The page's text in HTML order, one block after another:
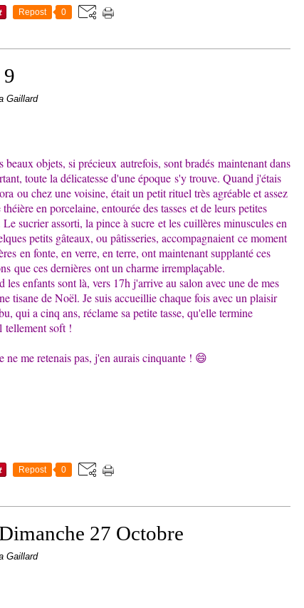
Repost 0
Gaillard
beaux objets, si précieux autrefois, sont bradés maintenant dans
toute la délicatesse d'une époque s'y trouve. Quand j'étais
ou chez une voisine, était un petit rituel très agréable et assez
en porcelaine, entourée des tasses et de leurs petites
sucrier assorti, la pince à sucre et les cuillères minuscules en
petits gâteaux, ou pâtisseries, accompagnaient ce moment
en fonte, en verre, en terre, ont maintenant supplanté ces
que ces dernières ont un charme irremplaçable.
enfants sont là, vers 17h j'arrive au salon avec une de mes
tisane de Noël. Je suis accueillie chaque fois avec un plaisir
qui a cinq ans, réclame sa petite tasse, qu'elle termine
tellement soft !
ne me retenais pas, j'en aurais cinquante ! 😄
Repost 0
27 Octobre
Gaillard